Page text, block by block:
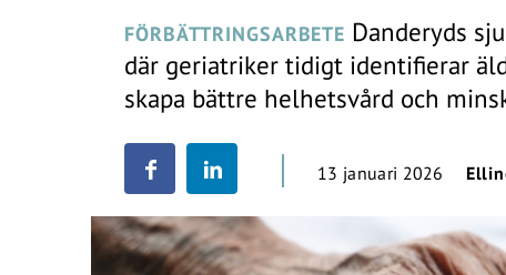
FÖRBÄTTRINGSARBETE Danderyds
där geriatriker tidigt identifierar
skapa bättre helhetsvård och
13 januari 2026